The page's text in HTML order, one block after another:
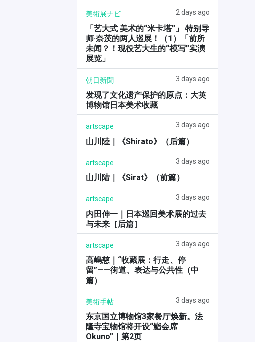
美術展ナビ 2 days ago
「艺大式 美术的“米卡塔”」 特别导
师·奈茨的两人巡展！（1）「前所
未闻？！现役艺大生的“模写”实演
展览」
朝日新聞 3 days ago
发现了文化遗产保护的原点：大英
博物馆日本美术收藏
artscape 3 days ago
山川陸｜《Shirato》（后篇）
artscape 3 days ago
山川陆｜《Sirat》（前篇）
artscape 3 days ago
内田伸一｜日本巡回美术展的过去
与未来［后篇］
artscape 3 days ago
高嶋慈｜“收藏展：行走、停
留”——街道、表达与公共性（中
篇）
美術手帖 3 days ago
东京国立博物馆3家餐厅焕新。法
隆寺宝物馆将开设“鮨会席
Okuno”｜第2页